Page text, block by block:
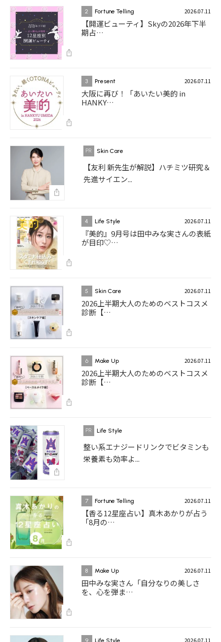
2 Fortune Telling 2026.07.11
【開運ビューティ】Skyの2026年下半
期占…
3 Present 2026.07.11
大阪に再び！「あいたい美的 in
HANKY…
Skin Care
【友利 新先生が解説】ハチミツ研究＆
先進サイエン...
4 Life Style 2026.07.11
『美的』9月号は田中みな実さんの表紙
が目印♡…
5 Skin Care 2026.07.11
2026上半期大人のためのベストコスメ
診断【…
6 Make Up 2026.07.11
2026上半期大人のためのベストコスメ
診断【…
Life Style
整い系エナジードリンクでビタミンも
栄養素も効率よ...
7 Fortune Telling 2026.07.11
【香る12星座占い】真木あかりが占う
「8月の…
8 Make Up 2026.07.11
田中みな実さん「自分なりの美しさ
を、心を弾ま…
9 Life Style 2026.07.11